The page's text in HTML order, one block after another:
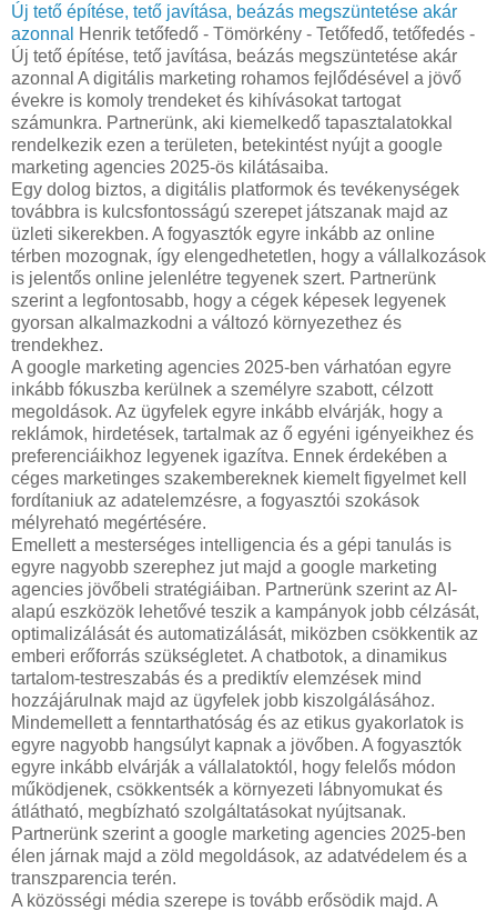
Új tető építése, tető javítása, beázás megszüntetése akár
azonnal
Henrik tetőfedő - Tömörkény - Tetőfedő, tetőfedés -
Új tető építése, tető javítása, beázás megszüntetése akár
azonnal A digitális marketing rohamos fejlődésével a jövő
évekre is komoly trendeket és kihívásokat tartogat
számunkra. Partnerünk, aki kiemelkedő tapasztalatokkal
rendelkezik ezen a területen, betekintést nyújt a google
marketing agencies 2025-ös kilátásaiba.
Egy dolog biztos, a digitális platformok és tevékenységek
továbbra is kulcsfontosságú szerepet játszanak majd az
üzleti sikerekben. A fogyasztók egyre inkább az online
térben mozognak, így elengedhetetlen, hogy a vállalkozások
is jelentős online jelenlétre tegyenek szert. Partnerünk
szerint a legfontosabb, hogy a cégek képesek legyenek
gyorsan alkalmazkodni a változó környezethez és
trendekhez.
A google marketing agencies 2025-ben várhatóan egyre
inkább fókuszba kerülnek a személyre szabott, célzott
megoldások. Az ügyfelek egyre inkább elvárják, hogy a
reklámok, hirdetések, tartalmak az ő egyéni igényeikhez és
preferenciáikhoz legyenek igazítva. Ennek érdekében a
céges marketinges szakembereknek kiemelt figyelmet kell
fordítaniuk az adatelemzésre, a fogyasztói szokások
mélyreható megértésére.
Emellett a mesterséges intelligencia és a gépi tanulás is
egyre nagyobb szerephez jut majd a google marketing
agencies jövőbeli stratégiáiban. Partnerünk szerint az AI-
alapú eszközök lehetővé teszik a kampányok jobb célzását,
optimalizálását és automatizálását, miközben csökkentik az
emberi erőforrás szükségletet. A chatbotok, a dinamikus
tartalom-testreszabás és a prediktív elemzések mind
hozzájárulnak majd az ügyfelek jobb kiszolgálásához.
Mindemellett a fenntarthatóság és az etikus gyakorlatok is
egyre nagyobb hangsúlyt kapnak a jövőben. A fogyasztók
egyre inkább elvárják a vállalatoktól, hogy felelős módon
működjenek, csökkentsék a környezeti lábnyomukat és
átlátható, megbízható szolgáltatásokat nyújtsanak.
Partnerünk szerint a google marketing agencies 2025-ben
élen járnak majd a zöld megoldások, az adatvédelem és a
transzparencia terén.
A közösségi média szerepe is tovább erősödik majd. A